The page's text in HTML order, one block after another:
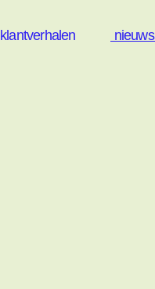
klantverhalen nieuws